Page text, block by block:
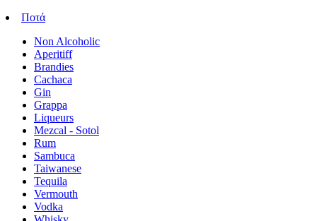
Ποτά
Non Alcoholic
Aperitiff
Brandies
Cachaca
Gin
Grappa
Liqueurs
Mezcal - Sotol
Rum
Sambuca
Taiwanese
Tequila
Vermouth
Vodka